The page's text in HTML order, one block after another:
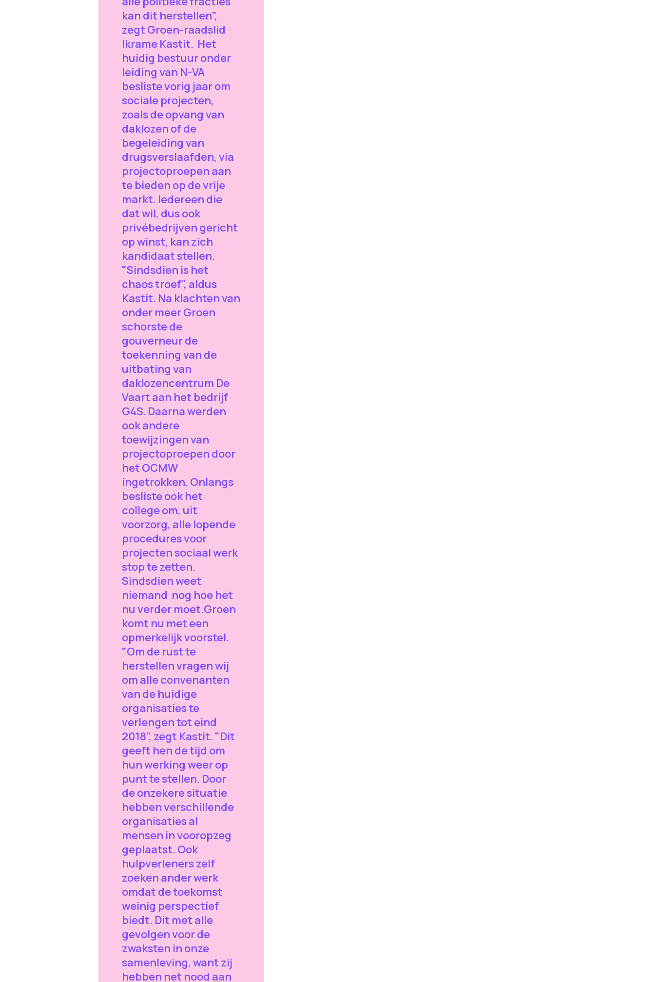
kan dit herstellen",
zegt Groen-raadslid
Ikrame Kastit. Het
huidig bestuur onder
leiding van N-VA
besliste vorig jaar om
sociale projecten,
zoals de opvang van
daklozen of de
begeleiding van
drugsverslaafden, via
projectoproepen aan
te bieden op de vrije
markt. Iedereen die
dat wil, dus ook
privébedrijven gericht
op winst, kan zich
kandidaat stellen.
"Sindsdien is het
chaos troef", aldus
Kastit. Na klachten van
onder meer Groen
schorste de
gouverneur de
toekenning van de
uitbating van
daklozencentrum De
Vaart aan het bedrijf
G4S. Daarna werden
ook andere
toewijzingen van
projectoproepen door
het OCMW
ingetrokken. Onlangs
besliste ook het
college om, uit
voorzorg, alle lopende
procedures voor
projecten sociaal werk
stop te zetten.
Sindsdien weet
niemand nog hoe het
nu verder moet.Groen
komt nu met een
opmerkelijk voorstel.
"Om de rust te
herstellen vragen wij
om alle convenanten
van de huidige
organisaties te
verlengen tot eind
2018", zegt Kastit. "Dit
geeft hen de tijd om
hun werking weer op
punt te stellen. Door
de onzekere situatie
hebben verschillende
organisaties al
mensen in vooropzeg
geplaatst. Ook
hulpverleners zelf
zoeken ander werk
omdat de toekomst
weinig perspectief
biedt. Dit met alle
gevolgen voor de
zwaksten in onze
samenleving, want zij
hebben net nood aan